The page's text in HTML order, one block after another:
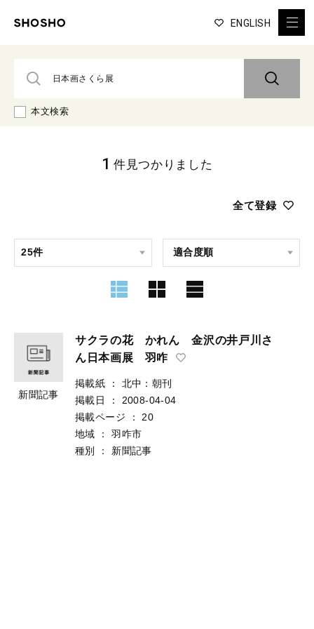
ENGLISH
本文検索
全て登録
1 件見つかりました
新聞記事
サクラの花 かれん 金沢の井戸川さ
ん日本画展 羽咋
掲載紙 ：
北中：朝刊
掲載日
：
2008-04-04
掲載ページ
：
20
地域
：
羽咋市
種別
： 新聞記事